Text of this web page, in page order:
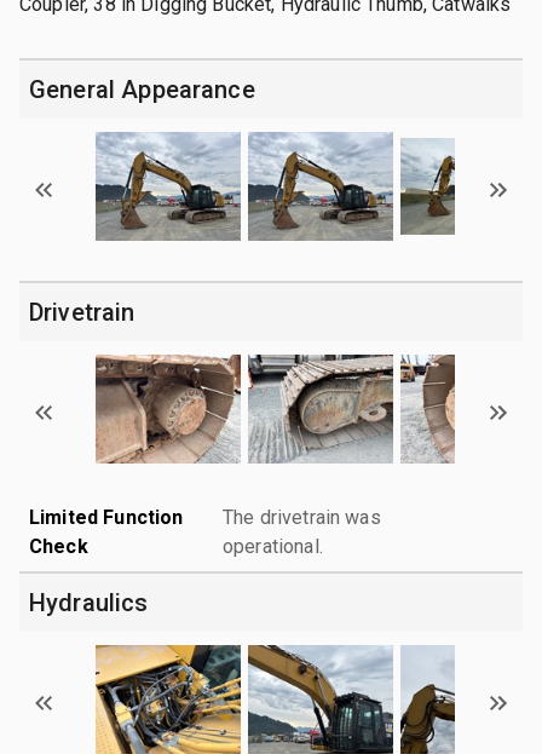
General Appearance
Drivetrain
Limited Function
Check
The drivetrain was
operational.
Hydraulics